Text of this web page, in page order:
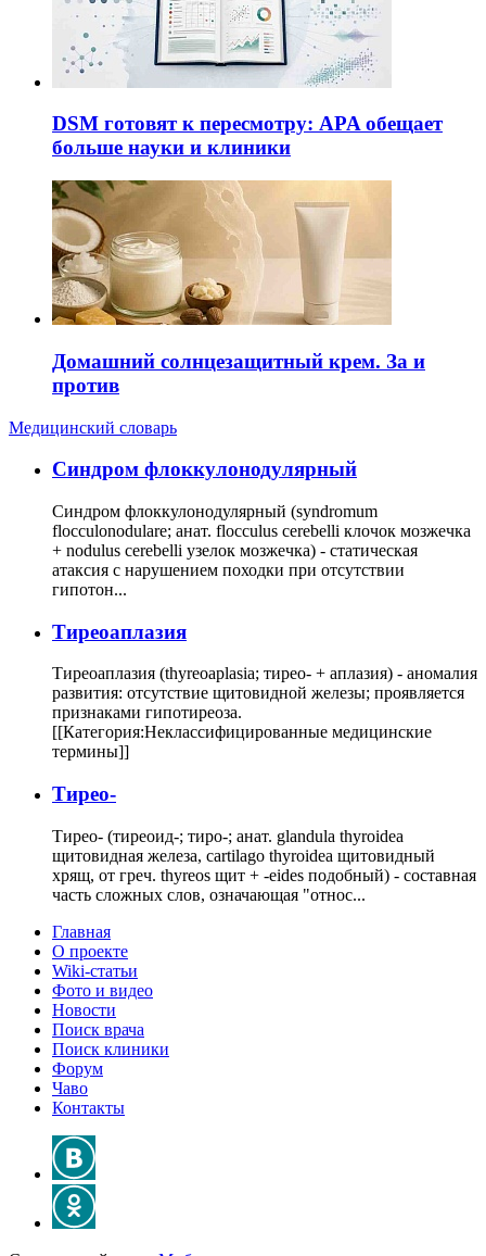
DSM готовят к пересмотру: APA обещает
больше науки и клиники
Домашний солнцезащитный крем. За и
против
Медицинский словарь
Cиндром флоккулонодулярный
Синдром флоккулонодулярный (syndromum
flocculonodulare; анат. flocculus cerebelli клочок мозжечка
+ nodulus cerebelli узелок мозжечка) - статическая
атаксия с нарушением походки при отсутствии
гипотон...
Тиреоаплазия
Тиреоаплазия (thyreoaplasia; тирео- + аплазия) - аномалия
развития: отсутствие щитовидной железы; проявляется
признаками гипотиреоза.
[[Категория:Неклассифицированные медицинские
термины]]
Тирео-
Тирео- (тиреоид-; тиро-; анат. glandula thyroidea
щитовидная железа, cartilago thyroidea щитовидный
хрящ, от греч. thyreos щит + -eides подобный) - составная
часть сложных слов, означающая "относ...
Главная
О проекте
Wiki-статьи
Фото и видео
Новости
Поиск врача
Поиск клиники
Форум
Чаво
Контакты